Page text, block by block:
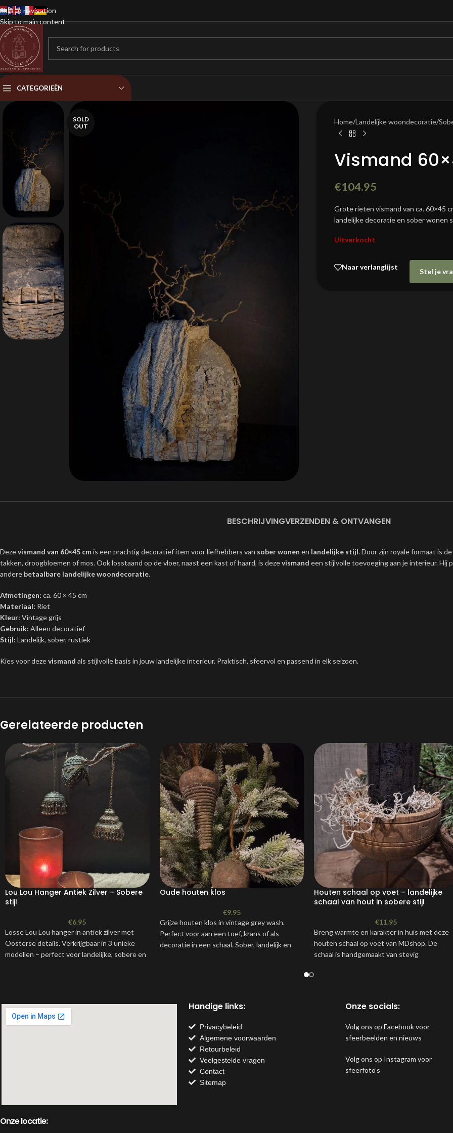
Skip to navigation
Skip to main content
CATEGORIEËN
SOLD
OUT
Home/Landelijke woondecoratie/
Vismand
€104.95
Grote rieten vismand van ca. 60×45
landelijke decoratie en sober wonen
Uitverkocht
Naar verlanglijst
Stel je
BESCHRIJVINGVERZENDEN & ONTVANGEN
Dezevismand van 60×45 cmis een prachtig decoratief item voor liefhebbers van sober wonen en landelijke stijl. Door zijn royale formaat is
takken, droogbloemen of mos. Ook losstaand op de vloer, naast een kast of haard, is dezevismand een stijlvolle toevoeging aan je interieur.
andere betaalbare landelijke woondecoratie.
Afmetingen: ca. 60 × 45 cm
Materiaal: Riet
Kleur: Vintage grijs
Gebruik: Alleen decoratief
Stijl: Landelijk, sober, rustiek
Kies voor dezevismand als stijlvolle basis in jouw landelijke interieur. Praktisch, sfeervol en passend in elk seizoen.
Gerelateerde producten
Lou Lou Hanger Antiek Zilver – Sobere
stijl
€6.95
Losse Lou Lou hanger in antiek zilver met
Oosterse details. Verkrijgbaar in 3 unieke
modellen – perfect voor landelijke, sobere en
Geschikt voor kerstboom, takken
Duurzaam en tijdloos ontwerp
Oude houten klos
€9.95
Grijze houten klos in vintage grey wash.
Perfect voor aan een toef, krans of als
decoratie in een schaal. Sober, landelijk en
Houten schaal op voet – landelijke
schaal van hout in sobere stijl
€11.95
Breng warmte en karakter in huis met deze
houten schaal op voet van MDshop. De
schaal is handgemaakt van stevig
Onze locatie:
Handige links:
Privacybeleid
Algemene voorwaarden
Retourbeleid
Veelgestelde vragen
Contact
Sitemap
Onze socials:
Volg ons op Facebook voor
sfeerbeelden en nieuws
Volg ons op Instagram voor
sfeerfoto’s